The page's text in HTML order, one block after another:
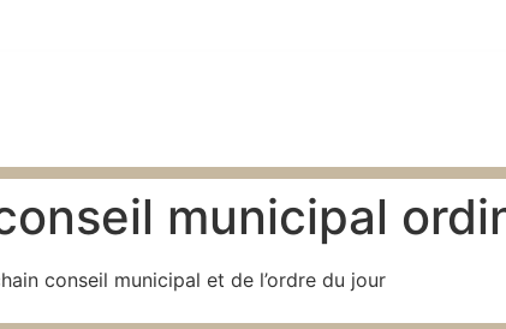
municipal
conseil municipal et de l’ordre du jour